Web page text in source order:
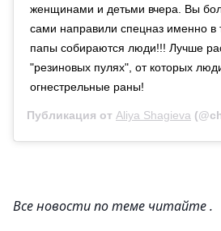
женщинами и детьми вчера. Вы
сами направили спецназ именно в
папы собираются люди!!! Лучше
"резиновых пулях", от которых
огнестрельные раны!
Публикация от Aliya Shagieva
Все новости по теме читайте .